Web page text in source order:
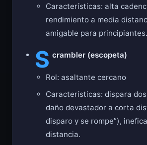
Características: alta
rendimiento a media
amigable para principiantes.
S crambler (escopeta)
Rol: asaltante cercano
Características: dispara
daño devastador a corta
disparo y se rompe”),
distancia.